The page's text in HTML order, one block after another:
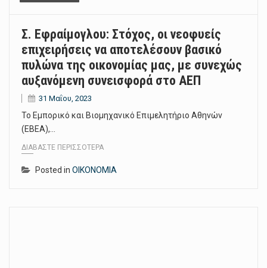
Σ. Εφραίμογλου: Στόχος, οι νεοφυείς
επιχειρήσεις να αποτελέσουν βασικό
πυλώνα της οικονομίας μας, με συνεχώς
αυξανόμενη συνεισφορά στο ΑΕΠ
31 Μαΐου, 2023
Το Εμπορικό και Βιομηχανικό Επιμελητήριο Αθηνών
(ΕΒΕΑ),…
ΔΙΑΒΆΣΤΕ ΠΕΡΙΣΣΌΤΕΡΑ
Posted in ΟΙΚΟΝΟΜΙΑ